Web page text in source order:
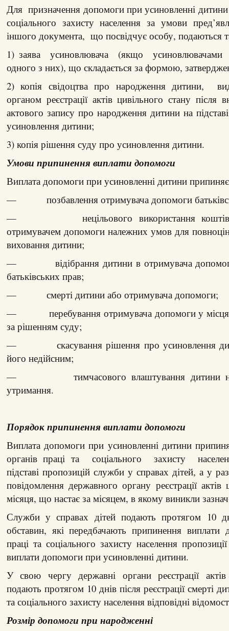
Для призначення допомоги при усиновленні
соціального захисту населення за умови
іншого документа, що посвідчує особу, подаються
1) заява усиновлювача (якщо
одного з них), що складається за формою,
2) копія свідоцтва про народження дитини,
органом реєстрації актів цивільного стану
актового запису про народження дитини на
усиновлення дитини;
3) копія рішення суду про усиновлення дитини.
Умови припинення виплати допомоги
Виплата допомоги при усиновленні дитини
— позбавлення отримувача допомоги
— нецільового використання коштів і
отримувачем допомоги належних умов для
виховання дитини;
— відібрання дитини в отримувача допомоги
батьківських прав;
— смерті дитини або отримувача допомоги;
— перебування отримувача допомоги у місцях
за рішенням суду;
— скасування рішення про усиновлення
його недійсним;
— тимчасового влаштування дитини на
утримання.
Порядок припинення виплати допомоги
Виплата допомоги при усиновленні дитини
органів праці та соціального захисту
підставі пропозицій служби у справах дітей, а у
повідомлення державного органу реєстрації актів
місяця, що настає за місяцем, в якому виникли
Служби у справах дітей подають протягом 10
обставин, які передбачають припинення виплати
праці та соціального захисту населення
виплати допомоги при усиновленні дитини.
У свою чергу державні органи реєстрації
подають протягом 10 днів після реєстрації смерті
та соціального захисту населення відповідні
Розмір допомоги при народженні